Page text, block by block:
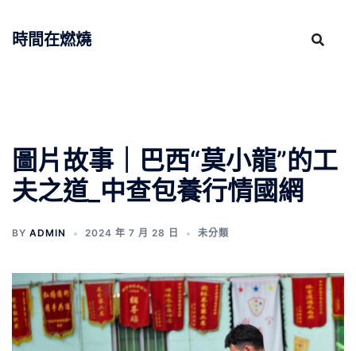
時間在燃燒
圖片故事｜巴西“莫小龍”的工
夫之道_中查包養行情國網
BY ADMIN 2024 年 7 月 28 日 未分類